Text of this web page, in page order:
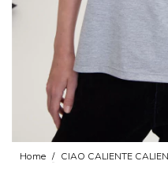
Home / CIAO CALIENTE